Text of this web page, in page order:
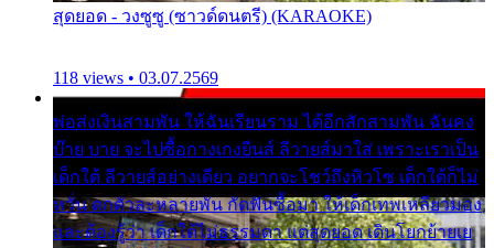
สุดยอด - วงซูซู (ซาวด์ดนตรี) (KARAOKE)
118 views • 03.07.2569
พ่อส่งเงินสามพัน ให้ฉันเรียนราม ได้อีกสักสามพัน ฉันคง
บ๊าย บาย จะไปซื้อกางเกงยีนส์ ลีวายส์มาใส่ เพราะเราเป็น
เด็กใต้ ลีวายส์อย่างเดียว อยากจะโชว์ถึงหิวโซ เด็กใต้ก็ไม่
หวั่น ตกตัวละหลายพัน กัดฟันซื้อมา ให้เด็กเทพเหลียวมอง
และต้องรู้ว่า เด็กใต้ไม่ธรรมดา แต่สุดยอด เดินโยกย้ายเย